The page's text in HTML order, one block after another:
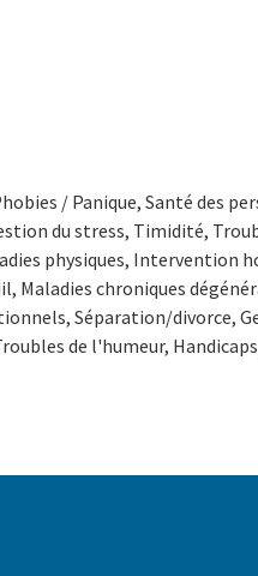
/ Panique, Santé des
du stress, Timidité,
physiques, Intervention
Maladies chroniques
Séparation/divorce,
de l'humeur,